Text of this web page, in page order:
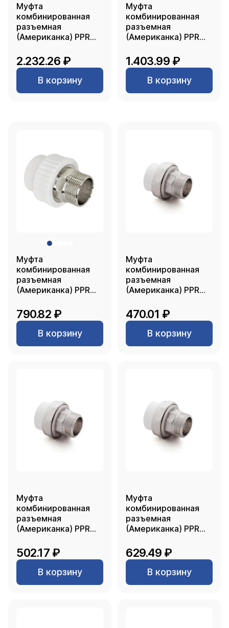
Муфта
комбинированная
разъемная
(Американка) PPR
63х2, белый, RTP
2.232.26 ₽
В корзину
Муфта
комбинированная
разъемная
(Американка) PPR
50х1 1/2, белый, RTP
1.403.99 ₽
В корзину
Муфта
комбинированная
разъемная
(Американка) PPR
40х1 1/4, белый, RTP
790.82 ₽
В корзину
Муфта
комбинированная
разъемная
(Американка) PPR
32х 3/4, белый, RTP
470.01 ₽
В корзину
Муфта
комбинированная
разъемная
(Американка) PPR
32х1" PN20 белый
РТП
502.17 ₽
В корзину
Муфта
комбинированная
разъемная
(Американка) PPR
32х1 1/4, белый, RTP
629.49 ₽
В корзину